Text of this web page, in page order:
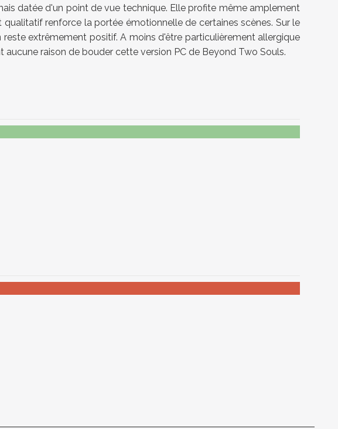
datée d'un point de vue technique. Elle profite même amplement
renforce la portée émotionnelle de certaines scènes. Sur le
extrêmement positif. A moins d'être particulièrement allergique
raison de bouder cette version PC de Beyond Two Souls.